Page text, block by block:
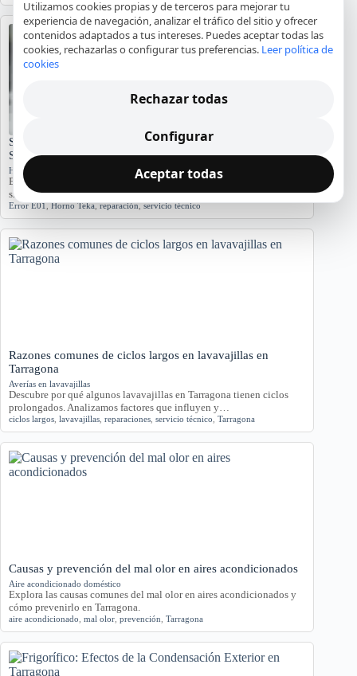
Significado del Error E01 en Hornos Teka: Causas y
Soluciones
Hornos y placas de cocina
El error E01 en hornos Teka indica problemas. Conozca sus causas y
síntomas para diagnosticar…
Error E01,Horno Teka,reparación,servicio técnico
Razones comunes de ciclos largos en lavavajillas en
Tarragona
Averías en lavavajillas
Descubre por qué algunos lavavajillas en Tarragona tienen ciclos
prolongados. Analizamos factores que influyen y…
ciclos largos lavavajillas reparaciones servicio técnico Tarragona
Causas y prevención del mal olor en aires acondicionados
Aire acondicionado doméstico
Explora las causas comunes del mal olor en aires acondicionados y
cómo prevenirlo en Tarragona.
aire acondicionado mal olor prevención Tarragona
Utilizamos cookies propias y de terceros para mejorar tu
experiencia de navegación, analizar el tráfico del sitio y ofrecer
contenidos adaptados a tus intereses. Puedes aceptar todas las
cookies, rechazarlas o configurar tus preferencias. Leer política de
cookies
Rechazar todas
Configurar
Aceptar todas